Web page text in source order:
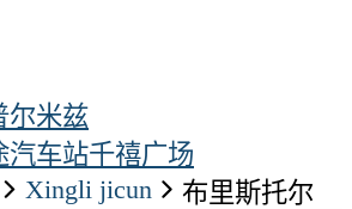
尔米兹
汽车站千禧广场
xingli jicun 布里斯托尔